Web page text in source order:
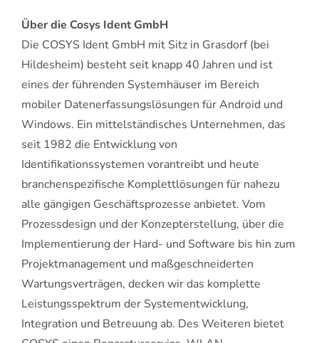
Über die Cosys Ident GmbH
Die COSYS Ident GmbH mit Sitz in Grasdorf (bei
Hildesheim) besteht seit knapp 40 Jahren und ist
eines der führenden Systemhäuser im Bereich
mobiler Datenerfassungslösungen für Android und
Windows. Ein mittelständisches Unternehmen, das
seit 1982 die Entwicklung von
Identifikationssystemen vorantreibt und heute
branchenspezifische Komplettlösungen für nahezu
alle gängigen Geschäftsprozesse anbietet. Vom
Prozessdesign und der Konzepterstellung, über die
Implementierung der Hard- und Software bis hin zum
Projektmanagement und maßgeschneiderten
Wartungsverträgen, decken wir das komplette
Leistungsspektrum der Systementwicklung,
Integration und Betreuung ab. Des Weiteren bietet